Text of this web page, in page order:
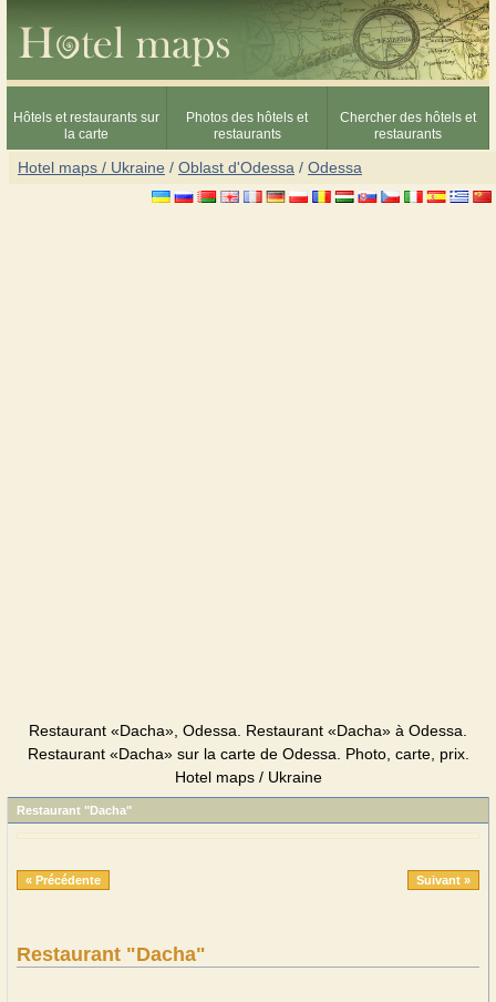
Hôtels et restaurants sur
la carte
Photos des hôtels et
restaurants
Chercher des hôtels et
restaurants
Hotel maps / Ukraine / Oblast d'Odessa / Odessa
Restaurant «Dacha», Odessa. Restaurant «Dacha» à Odessa.
Restaurant «Dacha» sur la carte de Odessa. Photo, carte, prix.
Hotel maps / Ukraine
Restaurant "Dacha"
« Précédente Suivant »
Restaurant "Dacha"